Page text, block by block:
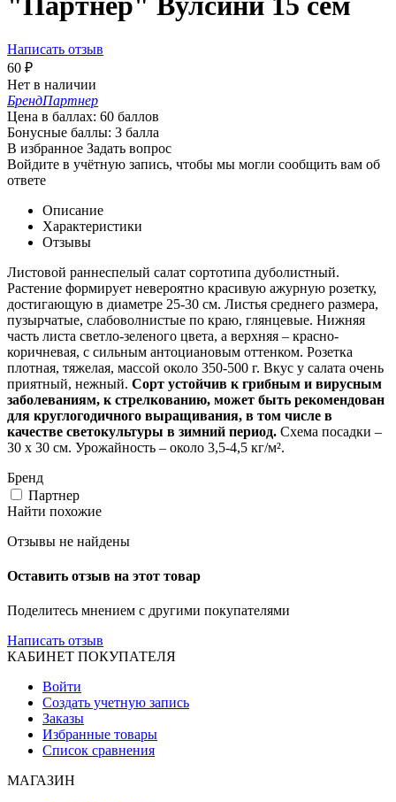
Написать отзыв
60 ₽
Нет в наличии
БрендПартнер
Цена в баллах: 60 баллов
Бонусные баллы: 3 балла
В избранное Задать вопрос
Войдите в учётную запись, чтобы мы могли сообщить вам об
ответе
Описание
Характеристики
Отзывы
Листовой раннеспелый салат сортотипа дуболистный.
Растение формирует невероятно красивую ажурную розетку,
достигающую в диаметре 25-30 см. Листья среднего размера,
пузырчатые, слабоволнистые по краю, глянцевые. Нижняя
часть листа светло-зеленого цвета, а верхняя – красно-
коричневая, с сильным антоциановым оттенком. Розетка
плотная, тяжелая, массой около 350-500 г. Вкус у салата очень
приятный, нежный. Сорт устойчив к грибным и вирусным
заболеваниям, к стрелкованию, может быть рекомендован
для круглогодичного выращивания, в том числе в
качестве светокультуры в зимний период. Схема посадки –
30 х 30 см. Урожайность – около 3,5-4,5 кг/м².
Бренд
Партнер
Найти похожие
Отзывы не найдены
Оставить отзыв на этот товар
Поделитесь мнением с другими покупателями
Написать отзыв
КАБИНЕТ ПОКУПАТЕЛЯ
Войти
Создать учетную запись
Заказы
Избранные товары
Список сравнения
МАГАЗИН